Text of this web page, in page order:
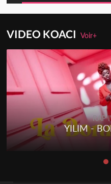
VIDEO KOACIVoir+
RAP
YILIM -